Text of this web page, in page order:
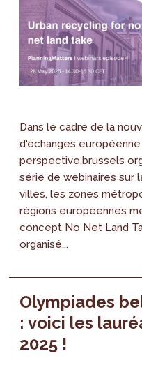
Dans le cadre de la
d'échanges européenne
perspective.brussels
série de webinaires sur
villes, les zones
régions européennes
concept No Net Land
organisé...
Olympiades
: voici les
2025 !